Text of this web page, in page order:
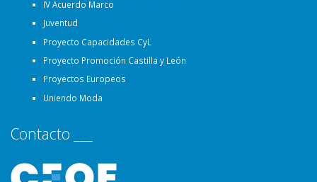
IV Acuerdo Marco
Juventud
Proyecto Capacidades CyL
Proyecto Promoción Castilla y León
Proyectos Europeos
Uniendo Moda
Contacto ___